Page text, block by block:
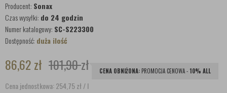
Producent: Sonax
Czas wysyłki: do 24 godzin
Numer katalogowy: SC-S223300
Dostępność: duża ilość
86,62zł 101,90zł CENA OBNIŻONA: PROMOCJA CENOWA -10% ALL
Cena jednostkowa: 254,75zł/ l